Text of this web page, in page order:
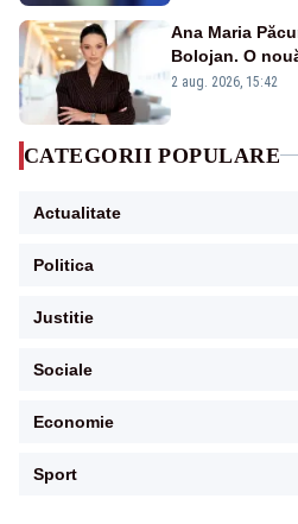
Ana Maria
Bolojan. O
emisiunii „Miza
2 aug. 2026, 15:42
CATEGORII POPULARE
Actualitate
Politica
Justitie
Sociale
Economie
Sport